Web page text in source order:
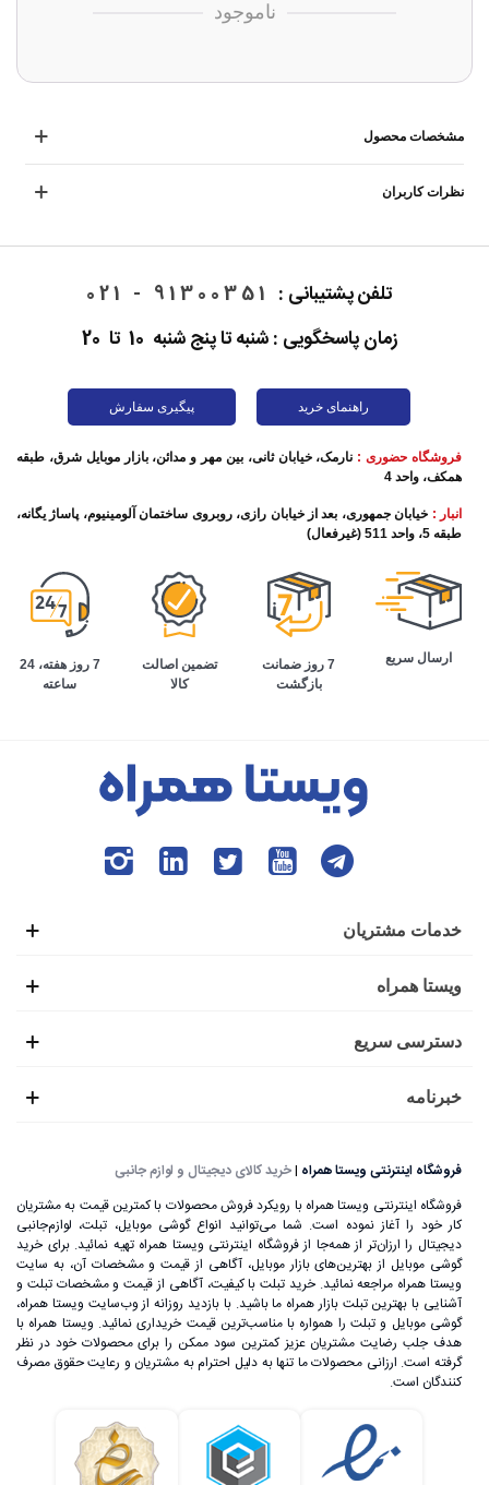
ناموجود
مشخصات محصول
نظرات کاربران
تلفن پشتیبانی : 91300351 - 021
زمان پاسخگویی : شنبه تا پنج شنبه 10 تا 20
راهنمای خرید پیگیری سفارش
فروشگاه حضوری : نارمک، خیابان ثانی، بین مهر و مدائن، بازار موبایل شرق، طبقه
همکف، واحد 4
انبار : خیابان جمهوری، بعد از خیابان رازی، روبروی ساختمان آلومینیوم، پاساژ یگانه،
طبقه 5، واحد 511 (غیرفعال)
ارسال سریع
7 روز ضمانت
بازگشت
تضمین اصالت
کالا
7 روز هفته، 24
ساعته
خدمات مشتریان
ویستا همراه
دسترسی سریع
خبرنامه
فروشگاه اینترنتی ویستا همراه |خرید کالای دیجیتال و لوازم جانبی
فروشگاه اینترنتی ویستا همراه با رویکرد فروش محصولات با کمترین قیمت به مشتریان
کار خود را آغاز نموده است. شما می‌توانید انواع گوشی موبایل، تبلت، لوازم‌جانبی
دیجیتال را ارزان‌تر از همه‌جا از فروشگاه اینترنتی ویستا همراه تهیه نمائید. برای خرید
گوشی موبایل از بهترین‌های بازار موبایل، آگاهی از قیمت و مشخصات آن، به ‌سایت
ویستا همراه مراجعه نمائید. خرید تبلت با کیفیت، آگاهی از قیمت و مشخصات تبلت و
آشنایی با بهترین تبلت بازار همراه ما باشید. با بازدید روزانه از وب‌سایت ویستا همراه،
گوشی موبایل و تبلت را همواره با مناسب‌ترین قیمت خریداری نمائید. ویستا همراه با
هدف جلب رضایت مشتریان عزیز کمترین سود ممکن را برای محصولات خود در نظر
گرفته است. ارزانی محصولات ما تنها به دلیل احترام به مشتریان و رعایت حقوق مصرف
کنندگان است.